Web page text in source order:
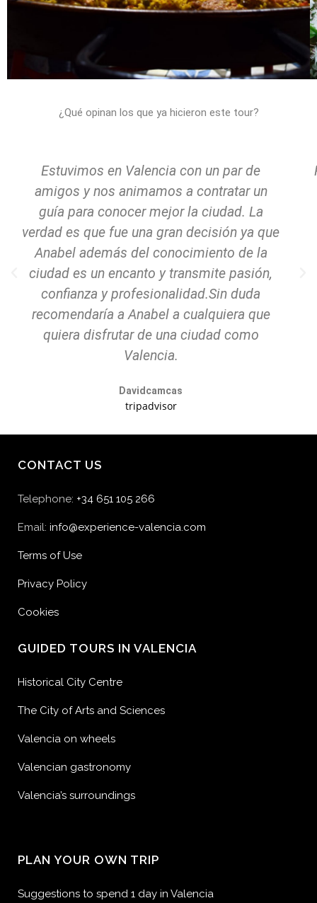
¿Qué opinan los que ya hicieron este tour?
Estuvimos en Valencia con un par de
amigos y nos animamos a contratar un
guía para conocer mejor la ciudad. La
verdad es que fue una gran decisión ya que
Anabel además del conocimiento de la
ciudad es un encanto y transmite pasión,
confianza y profesionalidad.Sin duda
recomendaría a Anabel a cualquiera que
quiera disfrutar de una ciudad como
Valencia.
Davidcamcas
tripadvisor
CONTACT US
Telephone: +34 651 105 266
Email: info@experience-valencia.com
Terms of Use
Privacy Policy
Cookies
GUIDED TOURS IN VALENCIA
Historical City Centre
The City of Arts and Sciences
Valencia on wheels
Valencian gastronomy
Valencia’s surroundings
PLAN YOUR OWN TRIP
Suggestions to spend 1 day in Valencia